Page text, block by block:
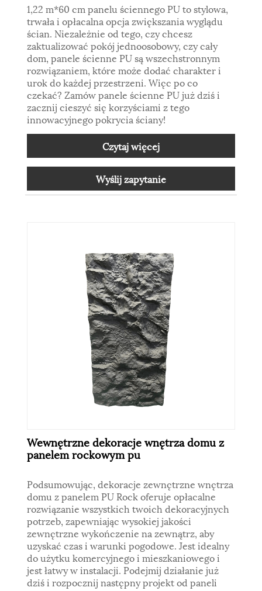
1,22 m*60 cm panelu ściennego PU to stylowa,
trwała i opłacalna opcja zwiększania wyglądu
ścian. Niezależnie od tego, czy chcesz
zaktualizować pokój jednoosobowy, czy cały
dom, panele ścienne PU są wszechstronnym
rozwiązaniem, które może dodać charakter i
urok do każdej przestrzeni. Więc po co
czekać? Zamów panele ścienne PU już dziś i
zacznij cieszyć się korzyściami z tego
innowacyjnego pokrycia ściany!
Czytaj więcej
Wyślij zapytanie
Wewnętrzne dekoracje wnętrza domu z
panelem rockowym pu
Podsumowując, dekoracje zewnętrzne wnętrza
domu z panelem PU Rock oferuje opłacalne
rozwiązanie wszystkich twoich dekoracyjnych
potrzeb, zapewniając wysokiej jakości
zewnętrzne wykończenie na zewnątrz, aby
uzyskać czas i warunki pogodowe. Jest idealny
do użytku komercyjnego i mieszkaniowego i
jest łatwy w instalacji. Podejmij działanie już
dziś i rozpocznij następny projekt od paneli